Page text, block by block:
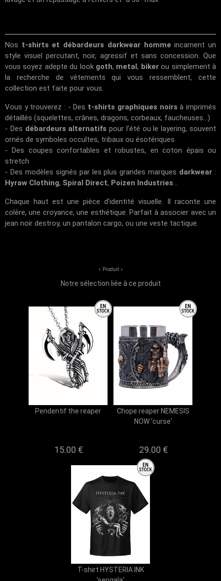
Nos t-shirts et débardeurs darkwear homme incarnent un
style visuel percutant, noir, agressif et sans concession. Que
vous soyez adepte du look goth, metal, bikerou simplement à
la recherche de vêtements qui vous ressemblent, cette
collection est faite pour vous.
Vous y trouverez : - Des t-shirts graphiques noirs à imprimés
détaillés (squelettes, crânes, dragons, corbeaux, faucheuses...)
- Des débardeurs alternatifs pour l’été ou le layering, souvent
ornés de symboles occultes, tribaux ou ésotériques
- Des coupes confortables et robustes, en coton épais ou
stretch
- Des modèles signés par les plus grandes marques darkwear :
Hyraw Clothing, Spiral Direct, Poizen Industries...
Chaque haut est une pièce d’identité visuelle. Il raconte une
colère, une croyance, une esthétique. Parfait à associer avec un
jean noir destroy, un pantalon cargo, ou une veste tactique.
Produit
Notre sélection liée à ce produit
Pendentif the reaper
15.00 €
Chope reaper NEMESIS
NOW 'curse'
29.00 €
T-shirt HYSTERIA INK